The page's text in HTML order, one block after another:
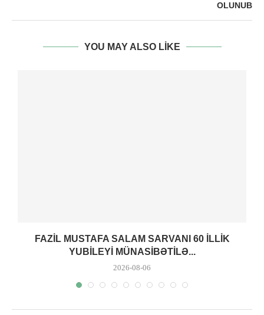
OLUNUB
YOU MAY ALSO LIKE
FAZIL MUSTAFA SALAM SARVANI 60 ILLIK
YUBILEYI MÜNASIBƏTILƏ...
2026-08-06